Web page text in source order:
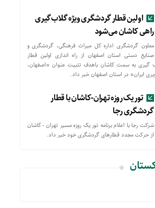
اولین قطار گردشگری ویژه گلاب‌گیری
راهی کاشان می‌شود
معاون گردشگری اداره کل میراث فرهنگی، گردشگری و
صنایع دستی استان اصفهان از راه اندازی اولین قطار
گیری به سمت کاشان باهدف تثبیت عنوان «اصفهان،
ایران» در استان اصفهان خبر داد.
تور یک روزه تهران-کاشان با قطار
گردشگری رجا
شرکت رجا با اعلام برنامه تور یک روزه مسیر تهران - کاشان
از حركت مجدد قطارهای گردشگری خود خبر داد.